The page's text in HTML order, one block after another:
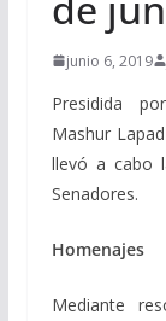
junio 6, 2019
Presidida
Mashur
llevó a cabo
Senadores.
Homenajes
Mediante